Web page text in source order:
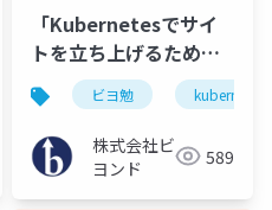
「Kubernetesでサイ
トを立ち上げるための
エトセトラ」
ビヨ勉 kubernetes
株式会社ビ
ヨンド
589